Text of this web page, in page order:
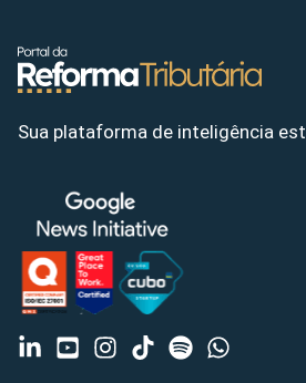
Sua plataforma de inteligência